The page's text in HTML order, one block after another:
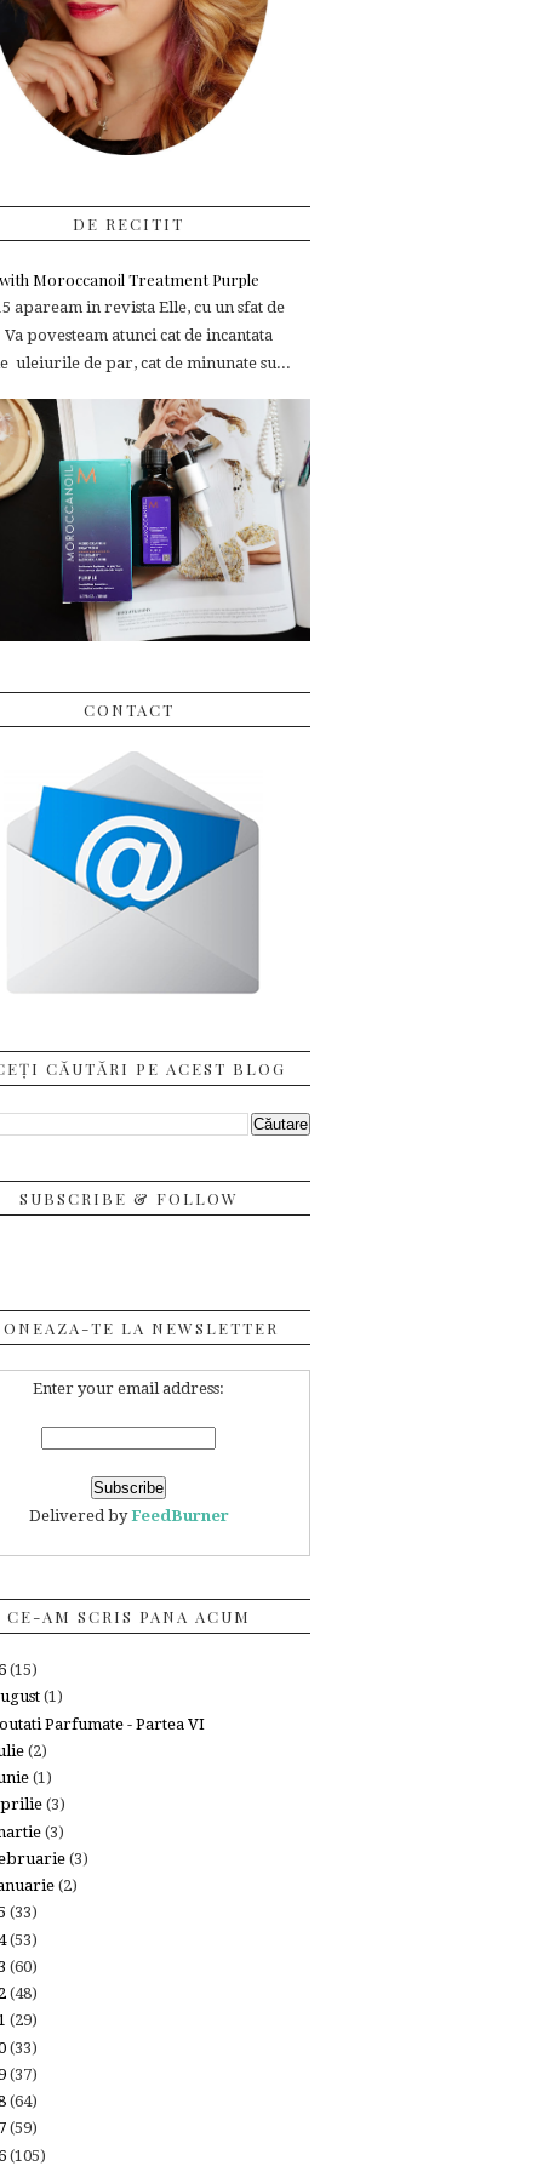
DE RECITIT
Moroccanoil Treatment Purple
apaream in revista Elle, cu un sfat de
Va povesteam atunci cat de incantata
uleiurile de par, cat de minunate su...
CONTACT
CĂUTĂRI PE ACEST BLOG
SUBSCRIBE & FOLLOW
TE LA NEWSLETTER
Enter your email address:
Delivered byFeedBurner
CE-AM SCRIS PANA ACUM
(15)
(1)
Parfumate - Partea VI
(2)
(1)
(3)
(3)
(3)
(2)
(33)
(53)
(60)
(48)
(29)
(33)
(37)
(64)
(59)
(105)